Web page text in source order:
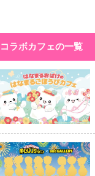
コラボカフェの一覧